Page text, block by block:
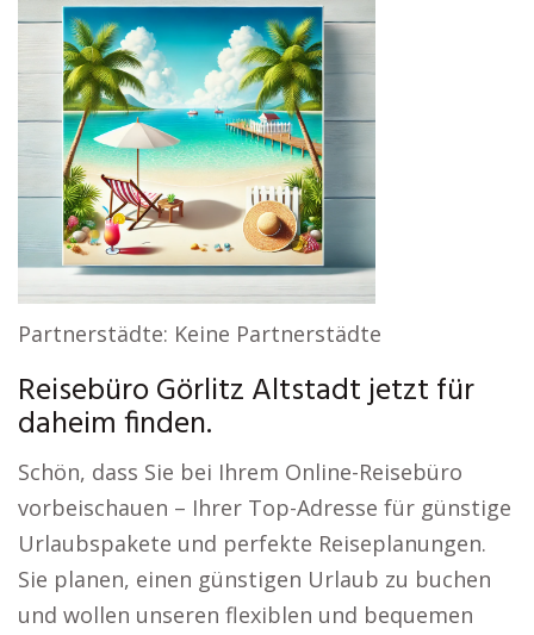
Partnerstädte: Keine Partnerstädte
Reisebüro Görlitz Altstadt jetzt für
daheim finden.
Schön, dass Sie bei Ihrem Online-Reisebüro
vorbeischauen – Ihrer Top-Adresse für günstige
Urlaubspakete und perfekte Reiseplanungen.
Sie planen, einen günstigen Urlaub zu buchen
und wollen unseren flexiblen und bequemen